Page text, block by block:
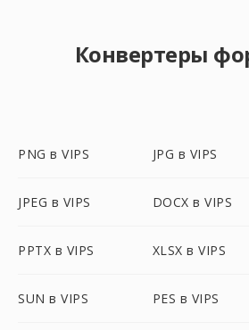
Конвертеры
PNG в VIPS JPG в VIPS
JPEG в VIPS DOCX в VIPS
PPTX в VIPS XLSX в VIPS
SUN в VIPS PES в VIPS